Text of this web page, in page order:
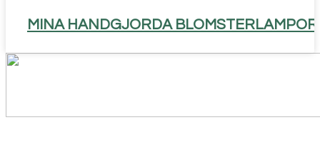
MINA HANDGJORDA BLOMSTERLAMPOR